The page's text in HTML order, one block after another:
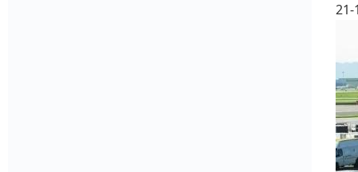
21-